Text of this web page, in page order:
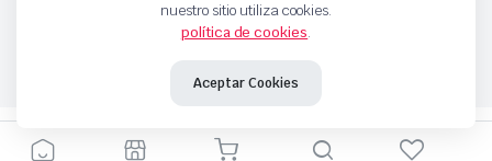
nuestro sitio utiliza cookies.
política de cookies.
Aceptar Cookies